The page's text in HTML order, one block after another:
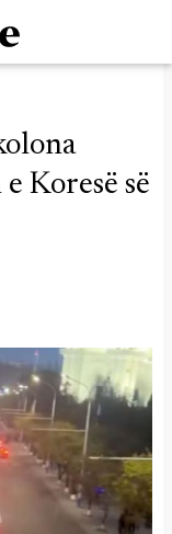
Koresë së